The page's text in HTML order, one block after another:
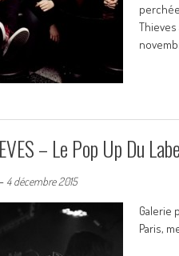
Thieves
– Le Pop Up Du
- 4 décembre 2015
Galerie
Paris,